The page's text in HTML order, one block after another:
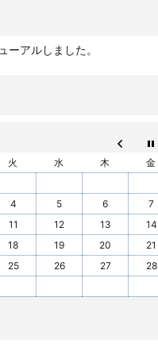
ーアルしました。
火 水 木 金
4 5 6 7
11 12 13 14
18 19 20 21
25 26 27 28